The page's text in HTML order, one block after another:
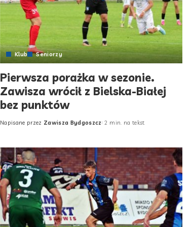
Klub Seniorzy
Pierwsza porażka w sezonie.
Zawisza wrócił z Bielska-Białej
bez punktów
Posted
Napisane przez Zawisza Bydgoszcz 2 min. na tekst